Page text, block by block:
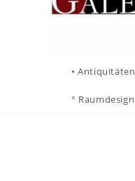
• Antiquitäten
° Raumdesign